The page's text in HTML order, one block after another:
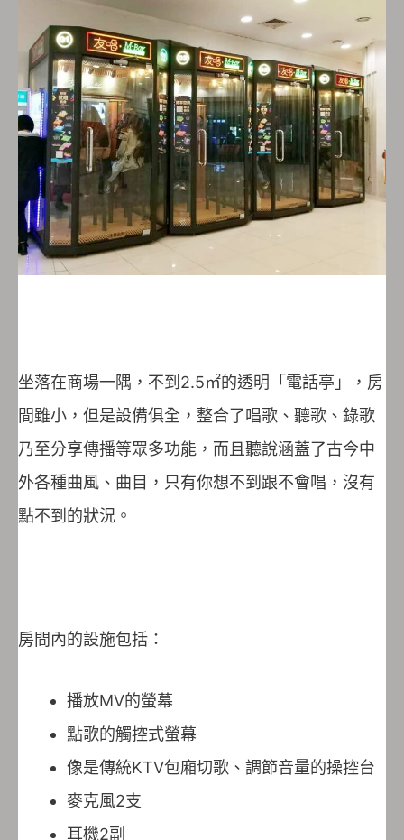
坐落在商場一隅，不到2.5㎡的透明「電話亭」，房
間雖小，但是設備俱全，整合了唱歌、聽歌、錄歌
乃至分享傳播等眾多功能，而且聽說涵蓋了古今中
外各種曲風、曲目，只有你想不到跟不會唱，沒有
點不到的狀況。
房間內的設施包括：
播放MV的螢幕
點歌的觸控式螢幕
像是傳統KTV包廂切歌、調節音量的操控台
麥克風2支
耳機2副